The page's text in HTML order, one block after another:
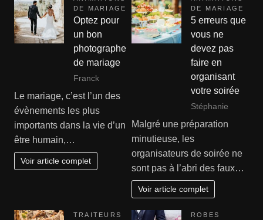
DE MARIAGE
Optez pour
un bon
photographe
de mariage
Franck
Le mariage, c’est l’un des
évènements les plus
importants dans la vie d’un
être humain,…
Voir article complet
DE MARIAGE
5 erreurs que
vous ne
devez pas
faire en
organisant
votre soirée
Stéphanie
Malgré une préparation
minutieuse, les
organisateurs de soirée ne
sont pas à l’abri des faux…
Voir article complet
TRAITEURS
ROBES